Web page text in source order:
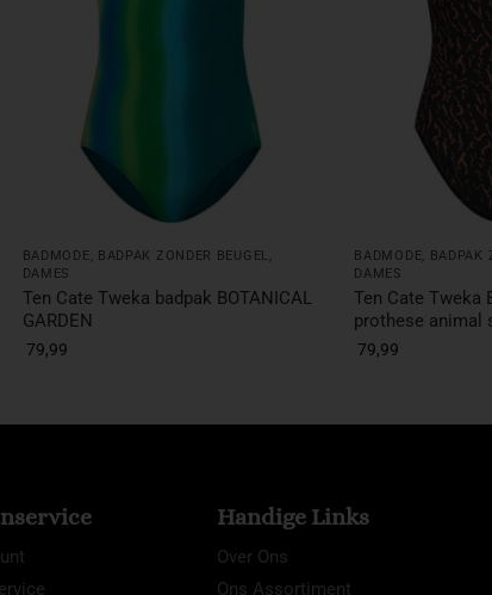
BADMODE, BADPAK ZONDER BEUGEL ,
DAMES
Ten Cate Tweka badpak BOTANICAL
GARDEN
79,99
BADMODE, BADPAK
DAMES
Ten Cate Tweka
prothese animal
79,99
Handige Links
Over Ons
Ons Assortiment